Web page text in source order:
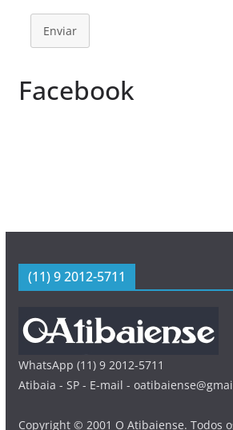
Enviar
Facebook
(11) 9 2012-5711
WhatsApp (11) 9 2012-5711
Atibaia - SP - E-mail -
Copyright © 2001 O Atibaiense. Todos